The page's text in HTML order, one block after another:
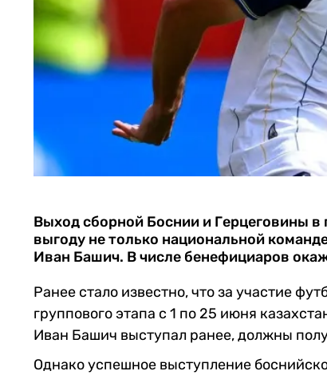
Выход сборной Боснии и Герцеговины
выгоду не только национальной
Иван Башич. В числе бенефициаров
Ранее стало известно, что за участие
группового этапа с 1 по 25 июня
Иван Башич выступал ранее, должны
Однако успешное выступление